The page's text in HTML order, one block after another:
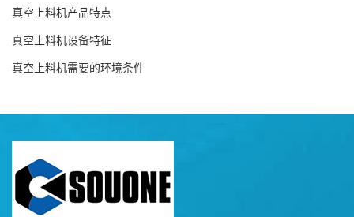
真空上料机产品特点
真空上料机设备特征
真空上料机需要的环境条件